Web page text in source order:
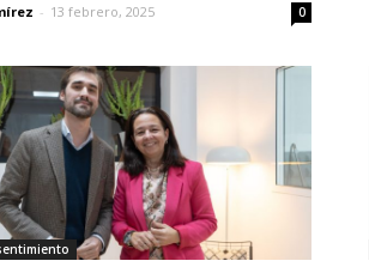
- 13 febrero, 2025 0